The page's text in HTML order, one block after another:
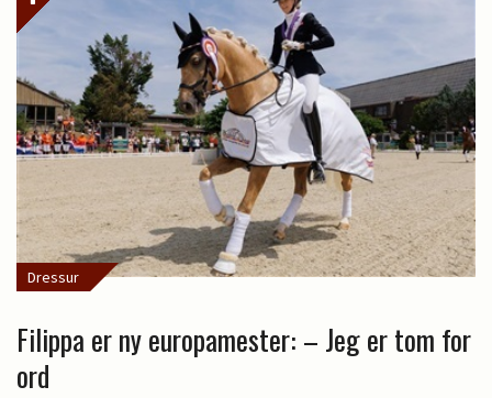
Dressur
Filippa er ny europamester: – Jeg er tom for
ord